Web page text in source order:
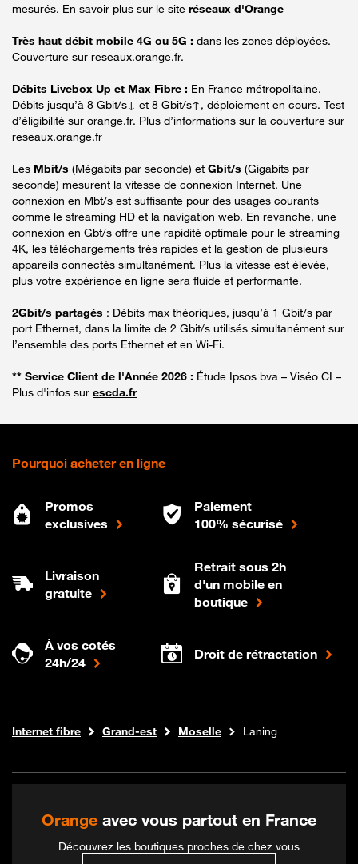
mesurés. En savoir plus sur le site réseaux d'Orange
Très haut débit mobile 4G ou 5G : dans les zones déployées.
Couverture sur reseaux.orange.fr.
Débits Livebox Up et Max Fibre : En France métropolitaine.
Débits jusqu’à 8 Gbit/s↓ et 8 Gbit/s↑, déploiement en cours. Test
d’éligibilité sur orange.fr. Plus d’informations sur la couverture sur
reseaux.orange.fr
Les Mbit/s (Mégabits par seconde) et Gbit/s (Gigabits par
seconde) mesurent la vitesse de connexion Internet. Une
connexion en Mbt/s est suffisante pour des usages courants
comme le streaming HD et la navigation web. En revanche, une
connexion en Gbt/s offre une rapidité optimale pour le streaming
4K, les téléchargements très rapides et la gestion de plusieurs
appareils connectés simultanément. Plus la vitesse est élevée,
plus votre expérience en ligne sera fluide et performante.
2Gbit/s partagés : Débits max théoriques, jusqu’à 1 Gbit/s par
port Ethernet, dans la limite de 2 Gbit/s utilisés simultanément sur
l’ensemble des ports Ethernet et en Wi-Fi.
** Service Client de l'Année 2026 : Étude Ipsos bva – Viséo CI –
Plus d'infos sur escda.fr
Pourquoi acheter en ligne
Promos
exclusives
Paiement
100% sécurisé
Livraison
gratuite
Retrait sous 2h
d'un mobile en
boutique
À vos cotés
24h/24
Droit de rétractation
Boutique Orange
Internet fibre Grand-est Moselle Laning